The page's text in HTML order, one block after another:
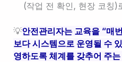
(작업 전 확인, 현장 코칭)
💡안전관리자는 교육을 “매
보다 시스템으로 운영될 수
영하도록 체계를 갖추어 주